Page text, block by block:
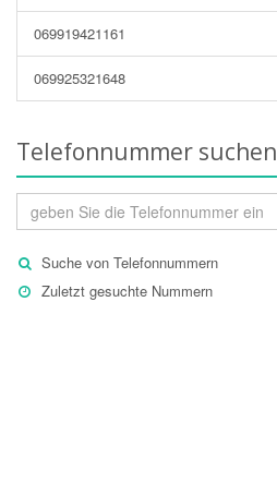
069919421161
069925321648
Telefonnummer suchen
Suche von Telefonnummern
Zuletzt gesuchte Nummern